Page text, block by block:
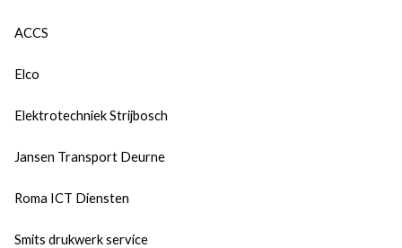
ACCS
Elco
Elektrotechniek Strijbosch
Jansen Transport Deurne
Roma ICT Diensten
Smits drukwerk service